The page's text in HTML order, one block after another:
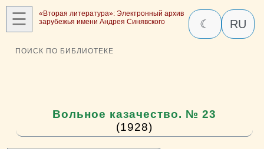
☰
«Вторая литература»: Электронный архив
зарубежья имени Андрея Синявского
☾ RU
ПОИСК ПО БИБЛИОТЕКЕ
Вольное казачество. № 23
(1928)